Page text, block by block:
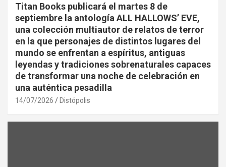
Titan Books publicará el martes 8 de
septiembre la antología ALL HALLOWS’ EVE,
una colección multiautor de relatos de terror
en la que personajes de distintos lugares del
mundo se enfrentan a espíritus, antiguas
leyendas y tradiciones sobrenaturales capaces
de transformar una noche de celebración en
una auténtica pesadilla
14/07/2026 Distópolis